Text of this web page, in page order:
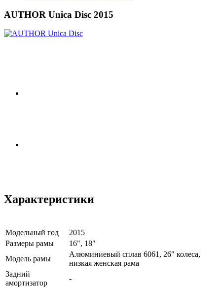
AUTHOR Unica Disc 2015
Характеристики
Модельный год
2015
Размеры рамы
16", 18"
Модель рамы
Алюминиевый сплав 6061, 26" колеса,
низкая женская рама
Задний
амортизатор
-